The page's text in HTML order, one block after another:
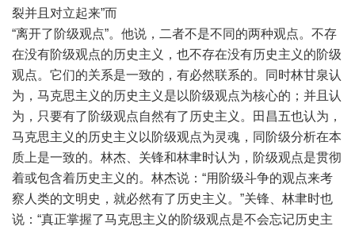
裂并且对立起来”而
“离开了阶级观点”。他说，二者不是不同的两种观点。不存
在没有阶级观点的历史主义，也不存在没有历史主义的阶级
观点。它们的关系是一致的，有必然联系的。同时林甘泉认
为，马克思主义的历史主义是以阶级观点为核心的；并且认
为，只要有了阶级观点自然有了历史主义。田昌五也认为，
马克思主义的历史主义以阶级观点为灵魂，同阶级分析在本
质上是一致的。林杰、关锋和林聿时认为，阶级观点是贯彻
着或包含着历史主义的。林杰说：“用阶级斗争的观点来考
察人类的文明史，就必然有了历史主义。”关锋、林聿时也
说：“真正掌握了马克思主义的阶级观点是不会忘记历史主